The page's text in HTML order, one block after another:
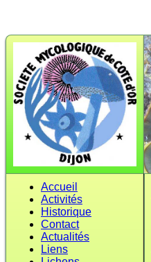
Accueil
Activités
Historique
Contact
Actualités
Liens